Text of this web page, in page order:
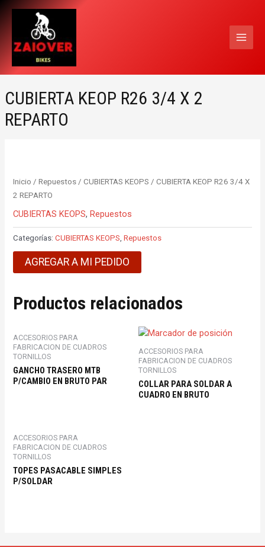
contenido
CUBIERTA KEOP R26 3/4 X 2
REPARTO
Inicio /Repuestos /CUBIERTAS KEOPS / CUBIERTA KEOP R26 3/4 X
2 REPARTO
CUBIERTAS KEOPS,Repuestos
Categorías:CUBIERTAS KEOPS,Repuestos
AGREGAR A MI PEDIDO
Productos relacionados
ACCESORIOS PARA
FABRICACION DE CUADROS
TORNILLOS
GANCHO TRASERO MTB
P/CAMBIO EN BRUTO PAR
ACCESORIOS PARA
FABRICACION DE CUADROS
TORNILLOS
COLLAR PARA SOLDAR A
CUADRO EN BRUTO
ACCESORIOS PARA
FABRICACION DE CUADROS
TORNILLOS
TOPES PASACABLE SIMPLES
P/SOLDAR